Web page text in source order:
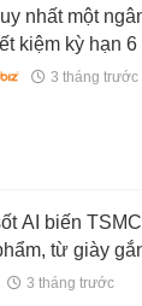
nhất một
kiệm kỳ hạn
3 tháng trước
AI biến
từ giày
được săn
3 tháng trước